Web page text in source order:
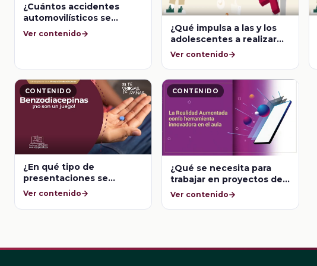
¿Cuántos accidentes
automovilísticos se
pueden evitar a raíz del
consumo del alcohol?
Ver contenido
¿Qué impulsa a las y los
adolescentes a realizar
retos?
Ver contenido
CONTENIDO
¿En qué tipo de
presentaciones se
pueden conseguir las
Ver contenido
CONTENIDO
¿Qué se necesita para
trabajar en proyectos de
realidad aumentada?
Ver contenido